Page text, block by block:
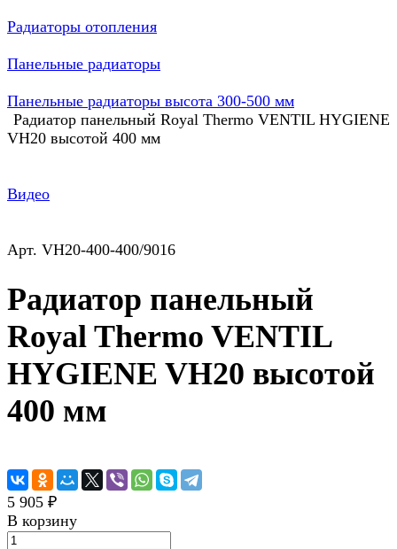
Радиаторы отопления
Панельные радиаторы
Панельные радиаторы высота 300-500 мм
Радиатор панельный Royal Thermo VENTIL HYGIENE
VH20 высотой 400 мм
Видео
Арт. VH20-400-400/9016
Радиатор панельный
Royal Thermo VENTIL
HYGIENE VH20 высотой
400 мм
5 905 ₽
В корзину